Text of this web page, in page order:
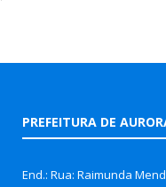
PREFEITURA DE
End.: Rua: Raimunda